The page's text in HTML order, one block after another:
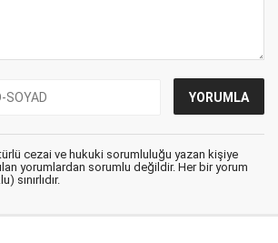
türlü cezai ve hukuki sorumluluğu yazan kişiye
yorumlardan sorumlu değildir. Her bir yorum
sınırlıdır.